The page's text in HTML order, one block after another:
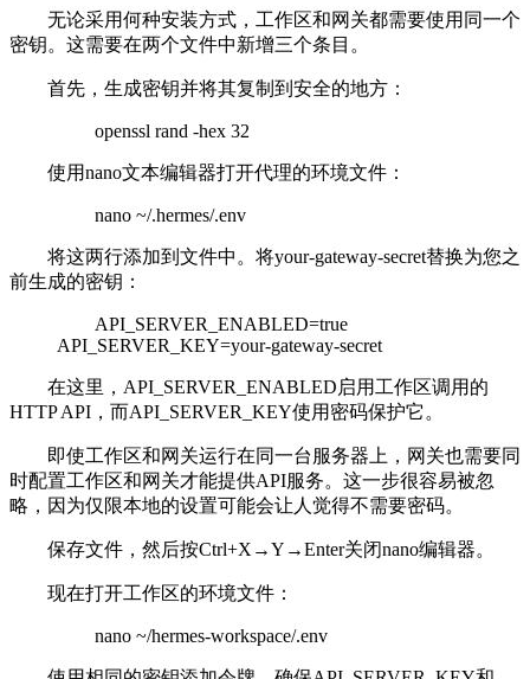
无论采用何种安装方式，工作区和网关都需要使用同一个
密钥。这需要在两个文件中新增三个条目。
首先，生成密钥并将其复制到安全的地方：
openssl rand -hex 32
使用nano文本编辑器打开代理的环境文件：
nano ~/.hermes/.env
将这两行添加到文件中。将your-gateway-secret替换为您之
前生成的密钥：
API_SERVER_ENABLED=true
API_SERVER_KEY=your-gateway-secret
在这里，API_SERVER_ENABLED启用工作区调用的
HTTP API，而API_SERVER_KEY使用密码保护它。
即使工作区和网关运行在同一台服务器上，网关也需要同
时配置工作区和网关才能提供API服务。这一步很容易被忽
略，因为仅限本地的设置可能会让人觉得不需要密码。
保存文件，然后按Ctrl+X→Y→Enter关闭nano编辑器。
现在打开工作区的环境文件：
nano ~/hermes-workspace/.env